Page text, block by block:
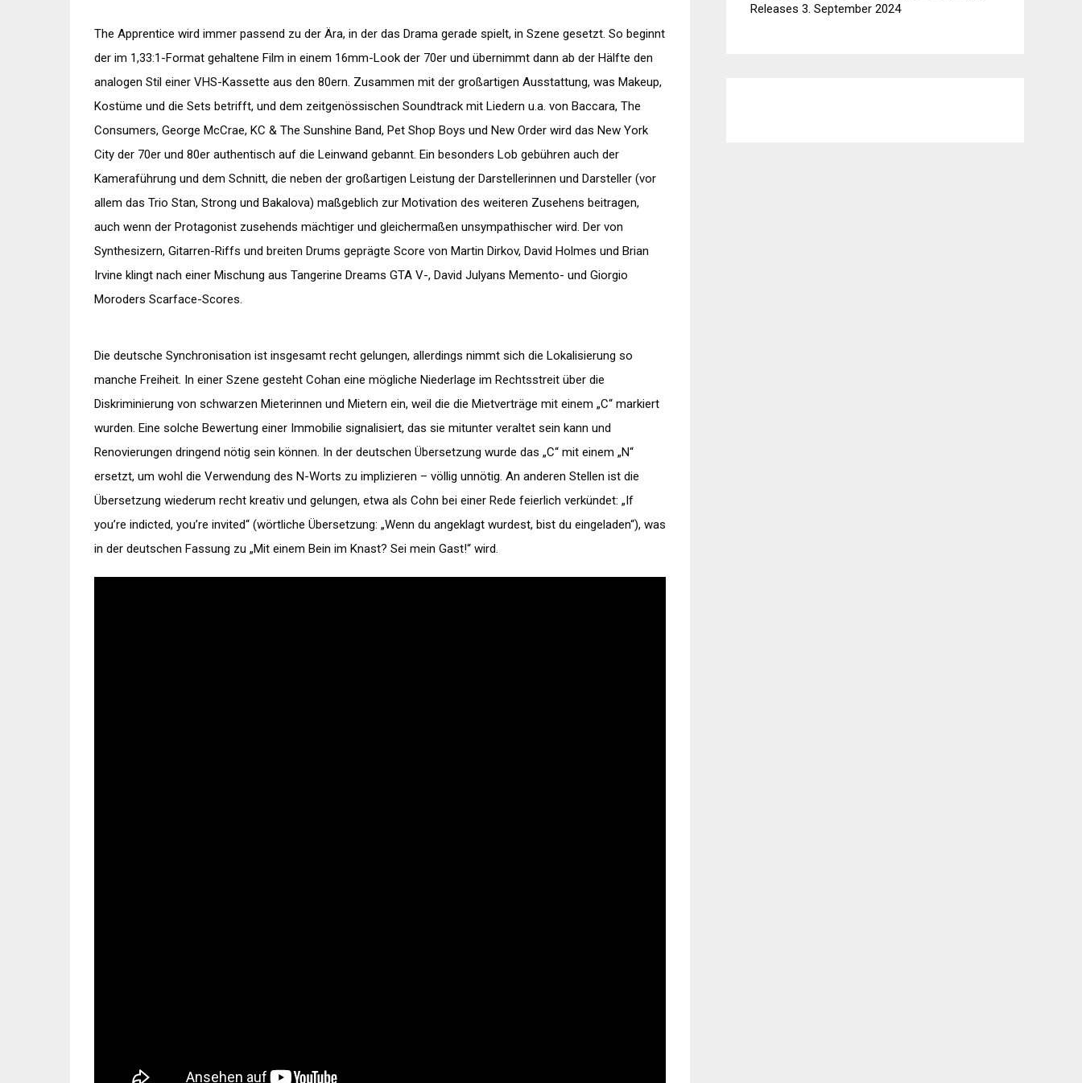
The Apprentice wird immer passend zu der Ära, in der das Drama gerade spielt, in Szene gesetzt. So beginnt
der im 1,33:1-Format gehaltene Film in einem 16mm-Look der 70er und übernimmt dann ab der Hälfte den
analogen Stil einer VHS-Kassette aus den 80ern. Zusammen mit der großartigen Ausstattung, was Makeup,
Kostüme und die Sets betrifft, und dem zeitgenössischen Soundtrack mit Liedern u.a. von Baccara, The
Consumers, George McCrae, KC & The Sunshine Band, Pet Shop Boys und New Order wird das New York
City der 70er und 80er authentisch auf die Leinwand gebannt. Ein besonders Lob gebühren auch der
Kameraführung und dem Schnitt, die neben der großartigen Leistung der Darstellerinnen und Darsteller (vor
allem das Trio Stan, Strong und Bakalova) maßgeblich zur Motivation des weiteren Zusehens beitragen,
auch wenn der Protagonist zusehends mächtiger und gleichermaßen unsympathischer wird. Der von
Synthesizern, Gitarren-Riffs und breiten Drums geprägte Score von Martin Dirkov, David Holmes und Brian
Irvine klingt nach einer Mischung aus Tangerine Dreams GTA V-, David Julyans Memento- und Giorgio
Moroders Scarface-Scores.
Die deutsche Synchronisation ist insgesamt recht gelungen, allerdings nimmt sich die Lokalisierung so
manche Freiheit. In einer Szene gesteht Cohan eine mögliche Niederlage im Rechtsstreit über die
Diskriminierung von schwarzen Mieterinnen und Mietern ein, weil die die Mietverträge mit einem „C“ markiert
wurden. Eine solche Bewertung einer Immobilie signalisiert, das sie mitunter veraltet sein kann und
Renovierungen dringend nötig sein können. In der deutschen Übersetzung wurde das „C“ mit einem „N“
ersetzt, um wohl die Verwendung des N-Worts zu implizieren – völlig unnötig. An anderen Stellen ist die
Übersetzung wiederum recht kreativ und gelungen, etwa als Cohn bei einer Rede feierlich verkündet: „If
you’re indicted, you’re invited“ (wörtliche Übersetzung: „Wenn du angeklagt wurdest, bist du eingeladen“), was
in der deutschen Fassung zu „Mit einem Bein im Knast? Sei mein Gast!“ wird.
Releases 3. September 2024